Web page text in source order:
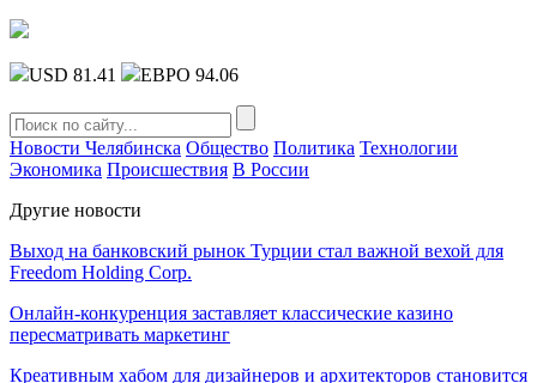
USD 81.41 ЕВРО 94.06
Новости Челябинска Общество Политика Технологии
Экономика Происшествия В России
Другие новости
Выход на банковский рынок Турции стал важной вехой для
Freedom Holding Corp.
Онлайн-конкуренция заставляет классические казино
пересматривать маркетинг
Креативным хабом для дизайнеров и архитекторов становится